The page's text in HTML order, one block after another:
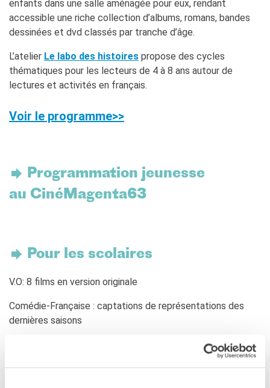
Certificazione di qualità
La Carte Institut français
Lavora con noi
Istituzioni francesi
enfants dans une salle aménagée pour eux, rendant
accessible une riche collection d’albums, romans, bandes
dessinées et dvd classés par tranche d’âge.
L’atelier Le labo des histoires propose des cycles
thématiques pour les lecteurs de 4 à 8 ans autour de
lectures et activités en français.
Voir le programme>>
Programmation jeunesse
au CinéMagenta63
Pour les scolaires
V.O: 8 films en version originale
Comédie-Française : captations de représentations des
dernières saisons
Accès sur inscription